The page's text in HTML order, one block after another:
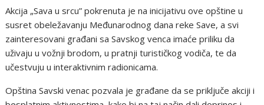
Akcija „Sava u srcu” pokrenuta je na inicijativu ove opštine u
susret obeležavanju Međunarodnog dana reke Save, a svi
zainteresovani građani sa Savskog venca imaće priliku da
uživaju u vožnji brodom, u pratnji turističkog vodiča, te da
učestvuju u interaktivnim radionicama.
Opština Savski venac pozvala je građane da se priključe akciji i